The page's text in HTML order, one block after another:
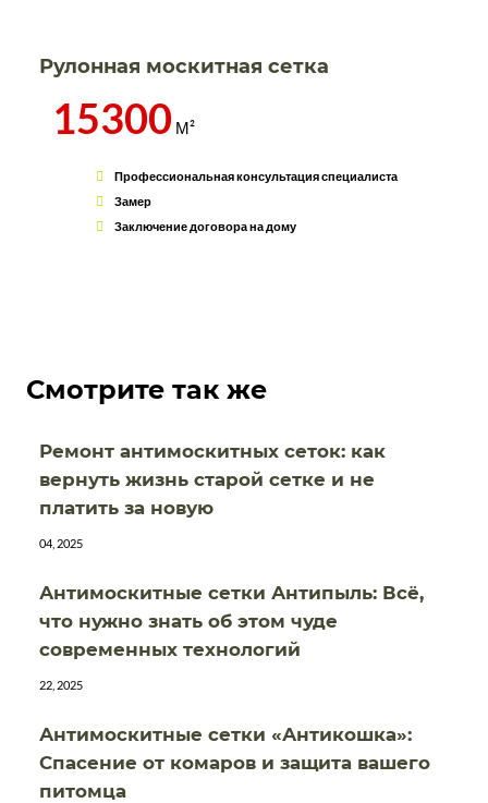
Рулонная москитная сетка
15300 М²
Профессиональная консультация специалиста
Замер
Заключение договора на дому
Смотрите так же
Ремонт антимоскитных сеток: как
вернуть жизнь старой сетке и не
платить за новую
04, 2025
Антимоскитные сетки Антипыль: Всё,
что нужно знать об этом чуде
современных технологий
22, 2025
Антимоскитные сетки «Антикошка»:
Спасение от комаров и защита вашего
питомца